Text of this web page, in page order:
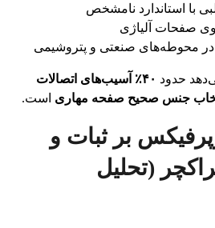
حدود
۴۰٪ آسیب‌های اتصالات
جنس صحیح صفحه مهاری است.
بر ثبات و
(تحلیل